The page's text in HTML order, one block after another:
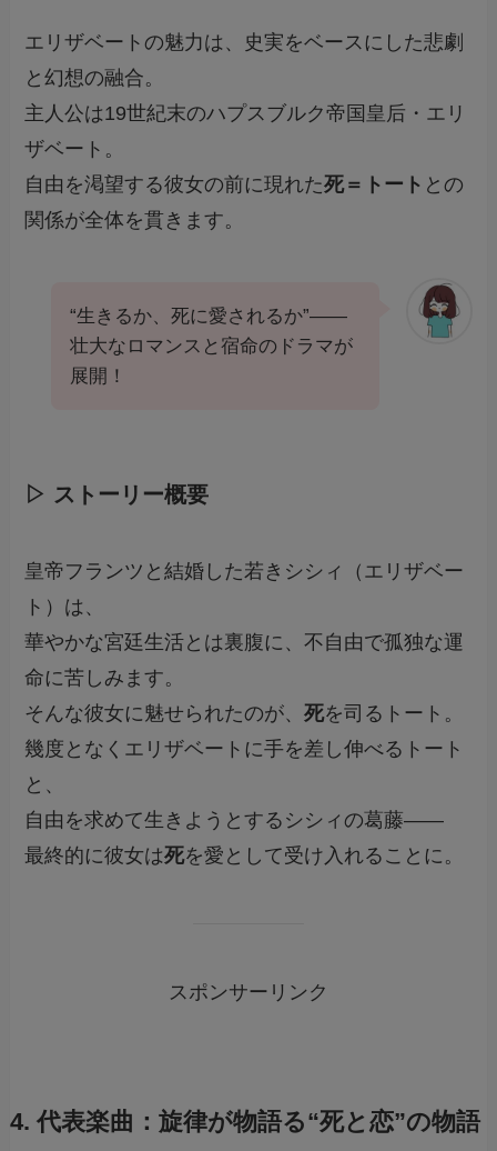
エリザベートの魅力は、史実をベースにした悲劇
と幻想の融合。
主人公は19世紀末のハプスブルク帝国皇后・エリ
ザベート。
自由を渇望する彼女の前に現れた死＝トート との
関係が全体を貫きます。
“生きるか、死に愛されるか”――
壮大なロマンスと宿命のドラマが
展開！
▷ ストーリー概要
皇帝フランツと結婚した若きシシィ（エリザベー
ト）は、
華やかな宮廷生活とは裏腹に、不自由で孤独な運
命に苦しみます。
そんな彼女に魅せられたのが、死を司るトート。
幾度となくエリザベートに手を差し伸べるトート
と、
自由を求めて生きようとするシシィの葛藤――
最終的に彼女は死を愛として受け入れることに。
スポンサーリンク
4. 代表楽曲：旋律が物語る“死と恋”の物語